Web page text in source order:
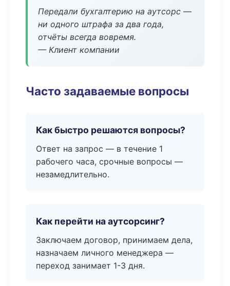
Передали бухгалтерию на аутсорс —
ни одного штрафа за два года,
отчёты всегда вовремя.
— Клиент компании
Часто задаваемые вопросы
Как быстро решаются вопросы?
Ответ на запрос — в течение 1
рабочего часа, срочные вопросы —
незамедлительно.
Как перейти на аутсорсинг?
Заключаем договор, принимаем дела,
назначаем личного менеджера —
переход занимает 1-3 дня.